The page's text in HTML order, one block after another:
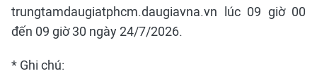
trungtamdaugiatphcm.daugiavna.vn lúc 09 giờ 00
đến 09 giờ 30 ngày 24/7/2026.
* Ghi chú: